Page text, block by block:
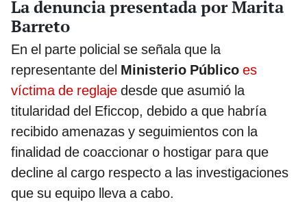
La denuncia presentada por Marita
Barreto
En el parte policial se señala que la
representante del Ministerio Público es
víctima de reglaje desde que asumió la
titularidad del Eficcop, debido a que habría
recibido amenazas y seguimientos con la
finalidad de coaccionar o hostigar para que
decline al cargo respecto a las investigaciones
que su equipo lleva a cabo.